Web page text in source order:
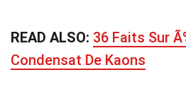
READ ALSO: 36 Faits Sur
Condensat De Kaons